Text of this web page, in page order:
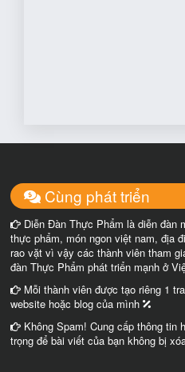
Cùng phát triển
Diễn Đàn Thực Phẩm là diễn đàn
thực phẩm, món ngon việt nam, địa
rao vặt vì vậy các thành viên tham
đàn Thực Phẩm phát triển mạnh ở
Mỗi thành viên được tạo riêng 1
website hoặc blog của mình
Không Spam! Cung cấp thông tin
trọng để bài viết của bạn không bị